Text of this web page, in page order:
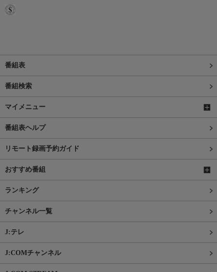
番組表
番組検索
マイメニュー
番組表ヘルプ
リモート録画予約ガイド
おすすめ番組
ランキング
チャンネル一覧
J:テレ
J:COMチャンネル